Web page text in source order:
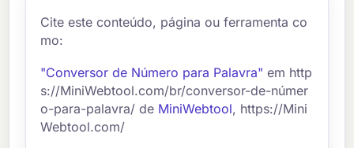
Cite este conteúdo, página ou ferramenta co
mo:
"Conversor de Número para Palavra" em http
s://MiniWebtool.com/br/conversor-de-númer
o-para-palavra/ de MiniWebtool, https://Mini
Webtool.com/